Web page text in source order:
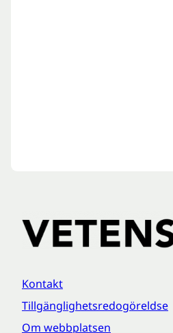
Kontakt
Tillgänglighetsredogöreldse
Om webbplatsen